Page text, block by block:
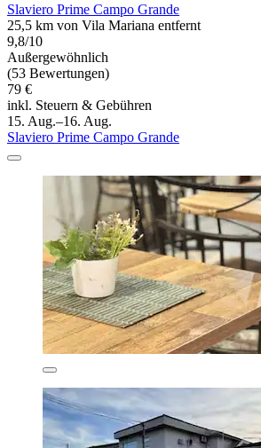
Slaviero Prime Campo Grande
25,5 km von Vila Mariana entfernt
9,8/10
Außergewöhnlich
(53 Bewertungen)
79 €
inkl. Steuern & Gebühren
15. Aug.–16. Aug.
Slaviero Prime Campo Grande